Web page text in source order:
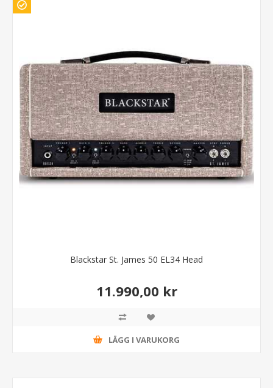
Blackstar St. James 50 EL34 Head
11.990,00 kr
LÄGG I VARUKORG